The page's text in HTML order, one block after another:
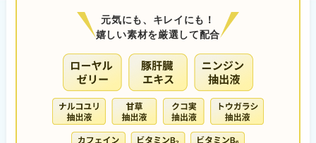
元気にも、キレイにも！
嬉しい素材を厳選して配合